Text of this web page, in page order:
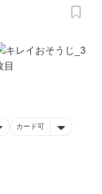
カード可